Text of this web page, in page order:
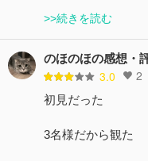
>>続きを読む
のほのほの感想・
3.0 2
初見だった
3名様だから観た